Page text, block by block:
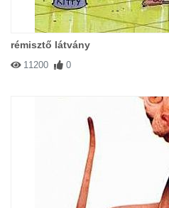
rémisztő látvány
11200 0